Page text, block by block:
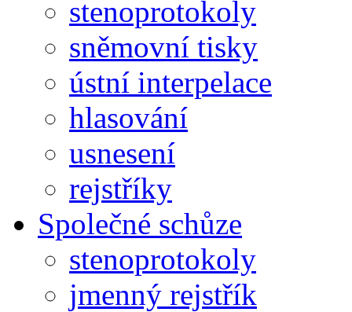
stenoprotokoly
sněmovní tisky
ústní interpelace
hlasování
usnesení
rejstříky
Společné schůze
stenoprotokoly
jmenný rejstřík